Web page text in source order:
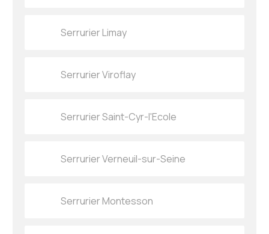
Serrurier Limay
Serrurier Viroflay
Serrurier Saint-Cyr-l'Ecole
Serrurier Verneuil-sur-Seine
Serrurier Montesson